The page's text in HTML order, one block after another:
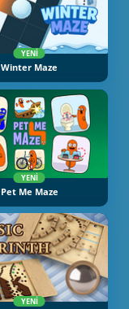
YENI
Winter Maze
YENI
Pet Me Maze
YENI